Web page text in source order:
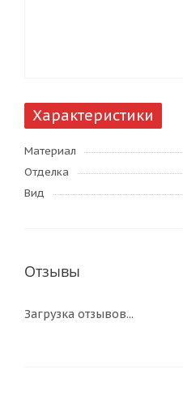
Характеристики
Материал
Отделка
Вид
Отзывы
Загрузка отзывов...